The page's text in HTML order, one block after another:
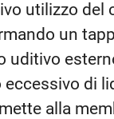
utilizzo
un
eccessivo di
alla